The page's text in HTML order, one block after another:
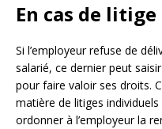
En cas de litige
Si l’employeur refuse de
salarié, ce dernier peut
pour faire valoir ses droits.
matière de litiges
ordonner à l’employeur la